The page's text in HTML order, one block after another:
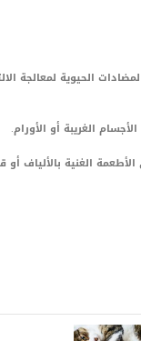
الحيوية لمعالجة
الغريبة أو الأورام.
الغنية بالألياف أو